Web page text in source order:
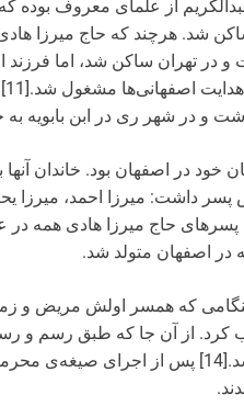
از علمای معروف بوده
آمد و در دولت آباد[10] ساکن شد. هرچند
تهران ساکن شد، اما فرزند
خود در اصفهان بود. خاندان
داشت: میرزا احمد، میرزا
و میرزا رضا.[13] پسرهای حاج
در اصفهان متولد شد.
که همسر اولش مریض و
کرد. از آن جا که طبق رسم و
باشد، صیغه‌ی محرمیت خوانده ‌شد.[14] پس